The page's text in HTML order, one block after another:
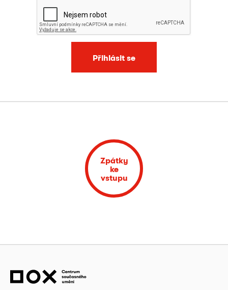
Přihlásit se
Zpátky
ke
vstupu